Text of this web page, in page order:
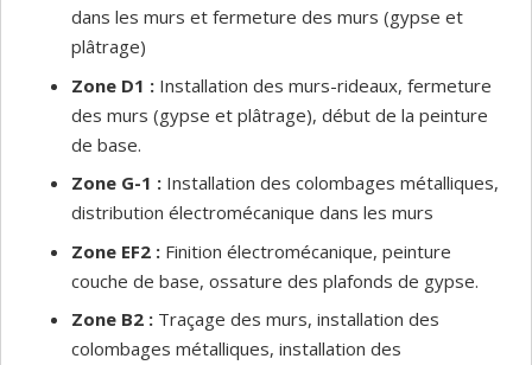
dans les murs et fermeture des murs (gypse et
plâtrage)
Zone D1 : Installation des murs-rideaux, fermeture
des murs (gypse et plâtrage), début de la peinture
de base.
Zone G-1 : Installation des colombages métalliques,
distribution électromécanique dans les murs
Zone EF2 : Finition électromécanique, peinture
couche de base, ossature des plafonds de gypse.
Zone B2 : Traçage des murs, installation des
colombages métalliques, installation des